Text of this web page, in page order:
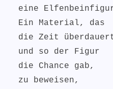
eine
Ein Material, das
die Zeit
und so der Figur
die Chance gab,
zu beweisen,